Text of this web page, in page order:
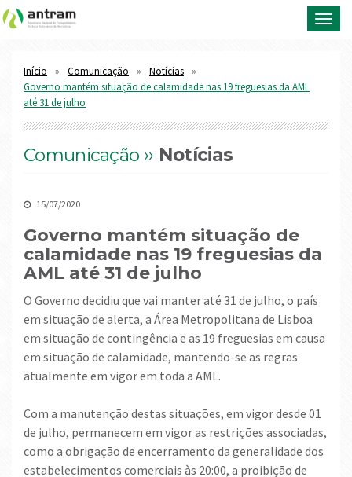
Início Comunicação
Notícias
Governo mantém situação de calamidade nas 19 freguesias da AML
até 31 de julho
Comunicação ›› Notícias
15/07/2020
Governo mantém situação de
calamidade nas 19 freguesias da
AML até 31 de julho
O Governo decidiu que vai manter até 31 de julho, o país
em situação de alerta, a Área Metropolitana de Lisboa
em situação de contingência e as 19 freguesias em causa
em situação de calamidade, mantendo-se as regras
atualmente em vigor em toda a AML.
Com a manutenção destas situações, em vigor desde 01
de julho, permanecem em vigor as restrições associadas,
como a obrigação de encerramento da generalidade dos
estabelecimentos comerciais às 20:00, a proibição de